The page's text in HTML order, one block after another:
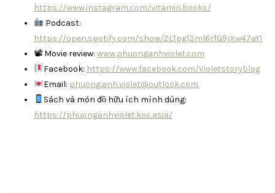
https://www.instagram.com/vitamin.books/
Podcast:
https://open.spotify.com/show/2LTpgl3ml6rfG9jXw47aY1
📽 Movie review: www.phuonganhviolet.com
Facebook: https://www.facebook.com/Violetstoryblog
Email: phuong.anh.violet@outlook.com
Sách và món đồ hữu ích mình dùng:
https://phuonganhviolet.koc.asia/